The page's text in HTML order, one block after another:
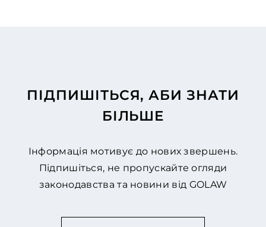
ПІДПИШІТЬСЯ, АБИ ЗНАТИ
БІЛЬШЕ
Інформація мотивує до нових звершень.
Підпишіться, не пропускайте огляди
законодавства та новини від GOLAW